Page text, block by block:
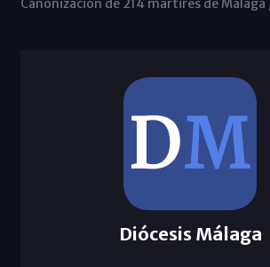
Canonización de 214 mártires de Málaga
Diócesis Málaga